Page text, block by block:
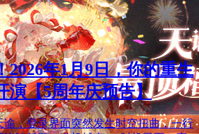
2026年1月9日，你的重生
演【5周年庆预告】
，登录界面突然发生时空扭曲，一行